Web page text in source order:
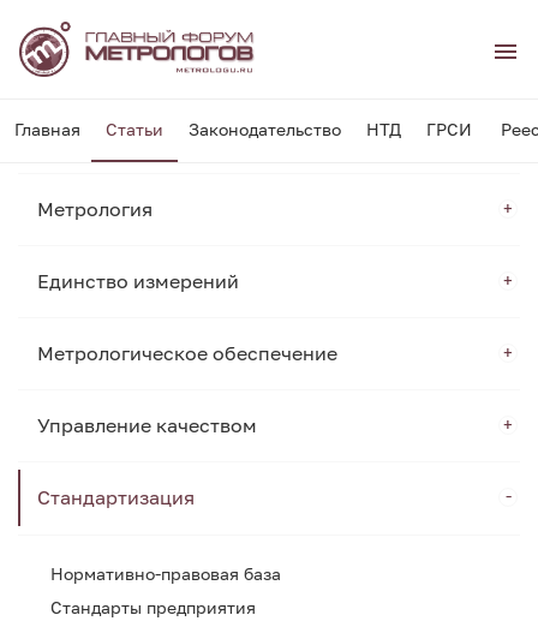
Главная Статьи Законодательство НТД ГРСИ
Метрология
Единство измерений
Метрологическое обеспечение
Управление качеством
Стандартизация
Нормативно-правовая база
Стандарты предприятия